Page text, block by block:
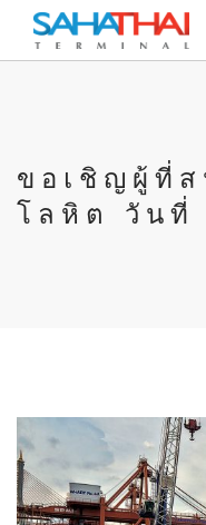
เทอร์มินัล
บริการ
ขอเชิญผู้ที่
โลหิต วันที่